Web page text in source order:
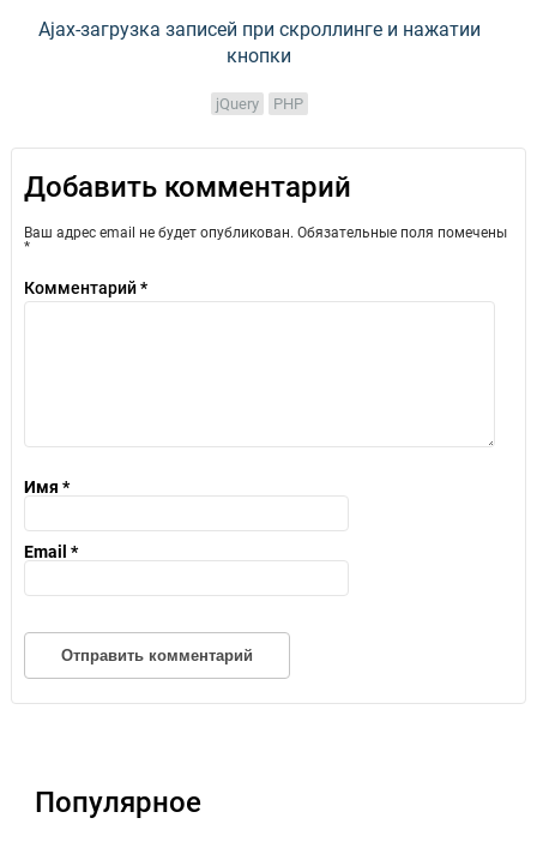
Ajax-загрузка записей при скроллинге и нажатии
кнопки
jQuery PHP
Добавить комментарий
Ваш адрес email не будет опубликован. Обязательные поля помечены
*
Комментарий*
Имя *
Email *
Популярное